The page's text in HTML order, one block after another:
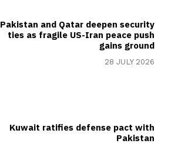
Pakistan and Qatar deepen security
ties as fragile US-Iran peace push
gains ground
28 JULY 2026
Kuwait ratifies defense pact with
Pakistan